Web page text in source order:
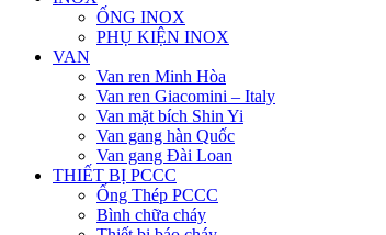
ỐNG INOX
PHỤ KIỆN INOX
VAN
Van ren Minh Hòa
Van ren Giacomini – Italy
Van mặt bích Shin Yi
Van gang hàn Quốc
Van gang Đài Loan
THIẾT BỊ PCCC
Ống Thép PCCC
Bình chữa cháy